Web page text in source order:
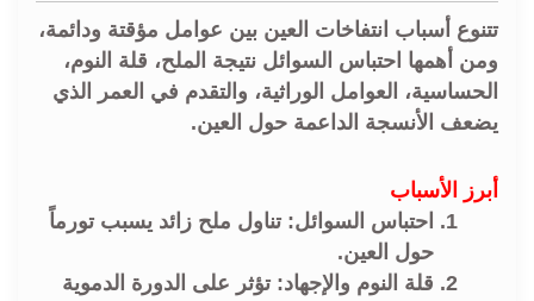
تتنوع أسباب انتفاخات العين بين عوامل مؤقتة ودائمة،
ومن أهمها احتباس السوائل نتيجة الملح، قلة النوم،
الحساسية، العوامل الوراثية، والتقدم في العمر الذي
يضعف الأنسجة الداعمة حول العين.
أبرز الأسباب
احتباس السوائل: تناول ملح زائد يسبب تورماً
حول العين.
قلة النوم والإجهاد: تؤثر على الدورة الدموية